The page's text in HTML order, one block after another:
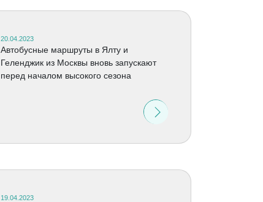
20.04.2023
Автобусные маршруты в Ялту и
Геленджик из Москвы вновь запускают
перед началом высокого сезона
19.04.2023